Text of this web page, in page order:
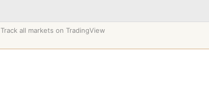
Track all markets on TradingView